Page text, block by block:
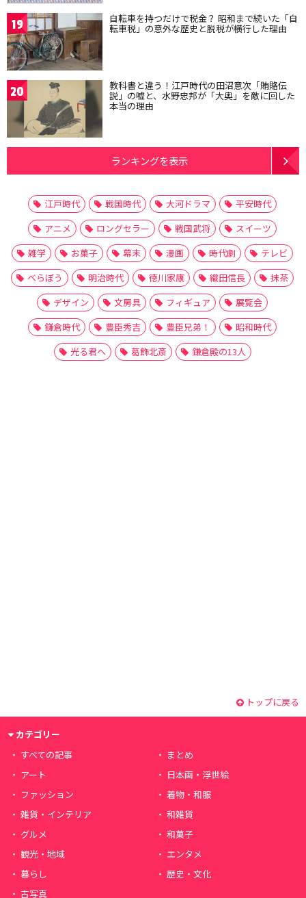
19 自転車を持つだけで税金？ 昭和まで続いた「自
転車税」の意外な歴史と脱税が横行した理由
20 教科書と違う！江戸時代の田沼意次「賄賂伝
説」の嘘と、水野忠邦が「大奥」を敵に回した
本当の理由
ランキングを表示
江戸時代 戦国時代 大河ドラマ
平安時代
アニメ
ロングセラー 戦国武将
スイーツ
雑学
お菓子 幕末 漫画 時代劇
テレビ
べらぼう
明治時代 徳川家康 織田信長
抹茶
デザイン
文房具 フィギュア
展覧会
鎌倉時代
豊臣秀吉 豊臣兄弟！
昭和時代
光る君へ
葛飾北斎 鎌倉殿の13人
トップに戻る
カテゴリー
すべての記事
まとめ
アート
日本画・浮世絵
ファッション
着物・和服
雑貨・インテリア
和雑貨
グルメ
和菓子
観光・地域
エンタメ
暮らし
歴史・文化
古写真